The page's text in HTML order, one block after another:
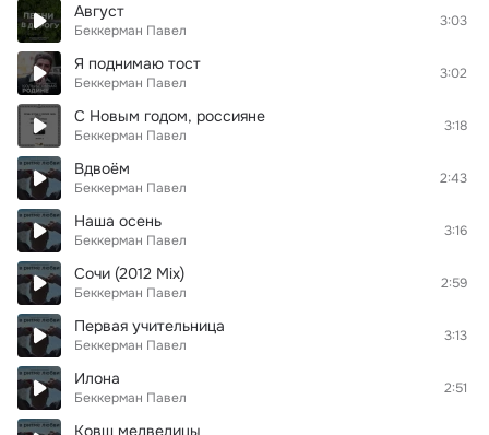
Август
Беккерман Павел
3:03
Я поднимаю тост
Беккерман Павел
3:02
С Новым годом, россияне
Беккерман Павел
3:18
Вдвоём
Беккерман Павел
2:43
Наша осень
Беккерман Павел
3:16
Сочи (2012 Mix)
Беккерман Павел
2:59
Первая учительница
Беккерман Павел
3:13
Илона
Беккерман Павел
2:51
Ковш медведицы